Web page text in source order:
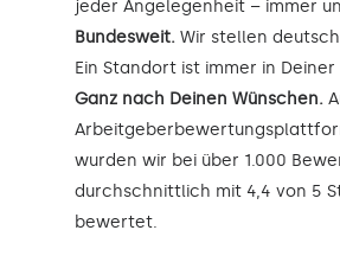
jeder Angelegenheit – immer
Bundesweit. Wir stellen
Ein Standort ist immer in Deiner
Ganz nach Deinen Wünschen.
wurden wir bei über 1.000
durchschnittlich mit 4,4 von 5
bewertet.